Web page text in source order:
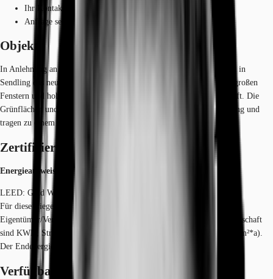
Ihr Kontakt
Anfrage senden
Objekt
In Anlehnung an die Werksgebäude der Fiat-Fabrik in Turin entsteht in
Sendling das neue ZielstattQuartier mit hellen Büroräumlichkeiten, großen
Fenstern und hohen Decken, was ein angenehmes Arbeitsklima schafft. Die
Grünflächen und die Dachterrassen stehen allen Mietern zur Verfügung und
tragen zu einem aktiven Campusflair bei.
Zertifizierungen
Energieausweis
LEED: Gold WIREDSCORE: Gold
Für diese Liegenschaft liegt ein Bedarfsausweis vom 12.01.2018 vom
Eigentümer/Vermieter vor. Die wesentlichen Energieträger der Liegenschaft
sind KWK, Strom. Der Endenergiebedarf Strom beträgt 32.10 kWh/(m²*a).
Der Endenergiebedarf Wärme beträgt 38.00 kWh/(m²*a).
Verfügbare Fläche